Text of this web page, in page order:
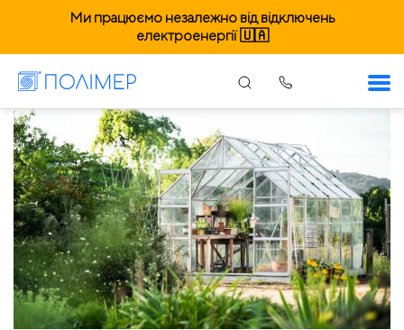
Ми працюємо незалежно від відключень
електроенергії 🇺🇦